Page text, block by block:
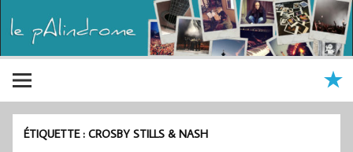
ÉTIQUETTE :CROSBY STILLS & NASH